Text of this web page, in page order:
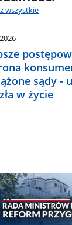
wszystkie
sądy -
w życie